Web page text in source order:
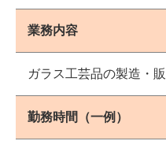
業務内容
ガラス工芸品の製造・
勤務時間（一例）